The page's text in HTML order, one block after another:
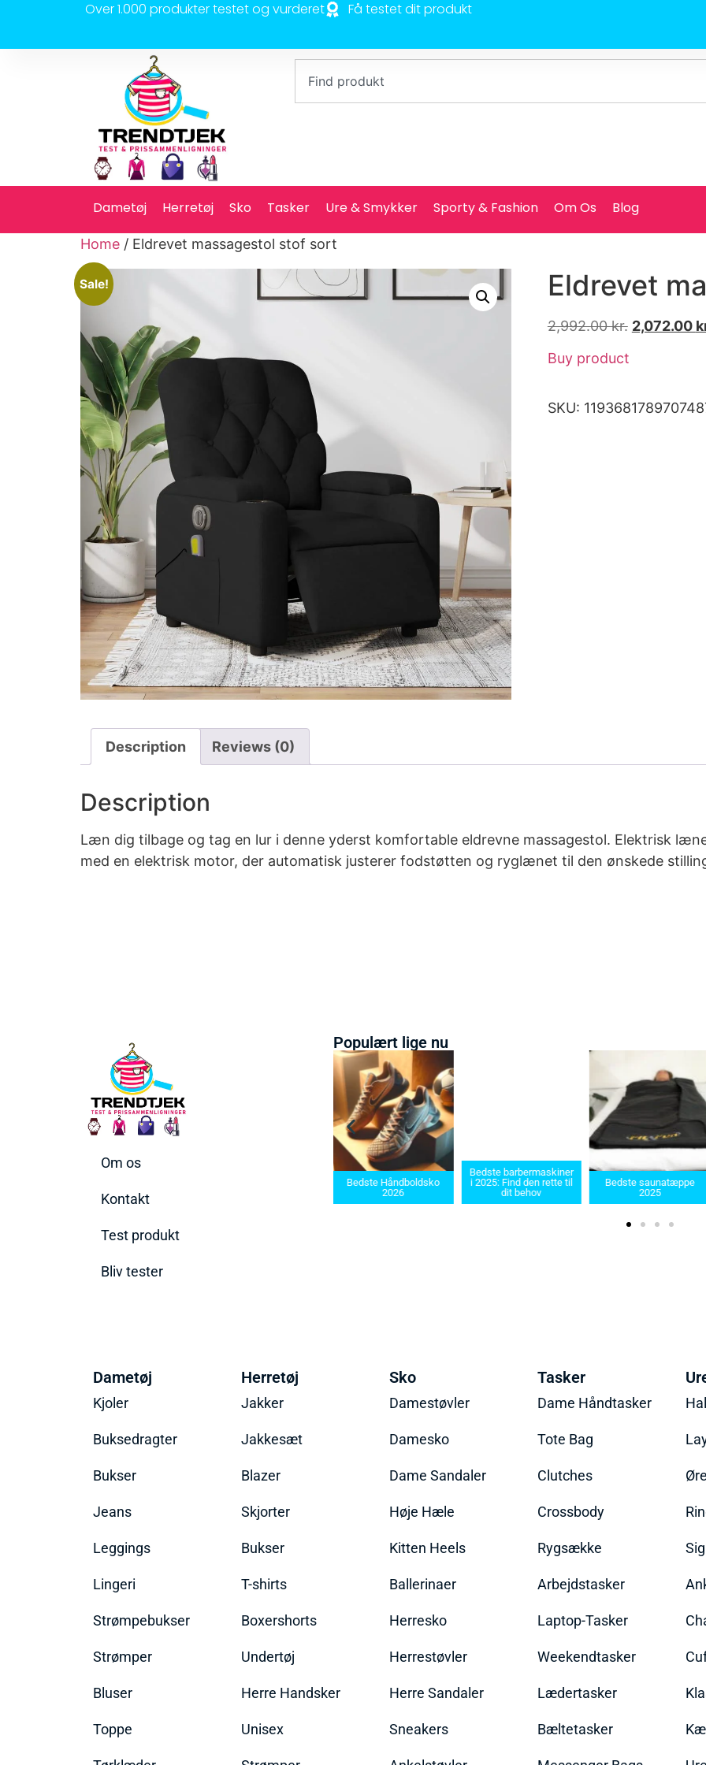
Over 1.000 produkter testet og vurderet Få testet dit produkt
Dametøj Herretøj Sko Tasker Ure & Smykker Sporty & Fashion Om Os Blog
Home / Eldrevet massagestol stof sort
Sale! Eldrevet
2,992.00kr. 2,072.00
Buy product
SKU:
Description Reviews (0)
Description
Læn dig tilbage og tag en lur i denne yderst komfortable eldrevne massagestol. Elektrisk
med en elektrisk motor, der automatisk justerer fodstøtten og ryglænet til den ønskede
Om os
Kontakt
Test produkt
Bliv tester
Populært lige nu
2025
Bedste Håndboldsko
2026
Bedste barbermaskiner
i 2025: Find den rette til
dit behov
Bedste saunatæppe
2025
Dametøj
Kjoler
Buksedragter
Bukser
Jeans
Leggings
Lingeri
Strømpebukser
Strømper
Bluser
Toppe
Herretøj
Jakker
Jakkesæt
Blazer
Skjorter
Bukser
T-shirts
Boxershorts
Undertøj
Herre Handsker
Unisex
Sko
Damestøvler
Damesko
Dame Sandaler
Høje Hæle
Kitten Heels
Ballerinaer
Herresko
Herrestøvler
Herre Sandaler
Sneakers
Tasker
Dame Håndtasker
Tote Bag
Clutches
Crossbody
Rygsække
Arbejdstasker
Laptop-Tasker
Weekendtasker
Lædertasker
Bæltetasker